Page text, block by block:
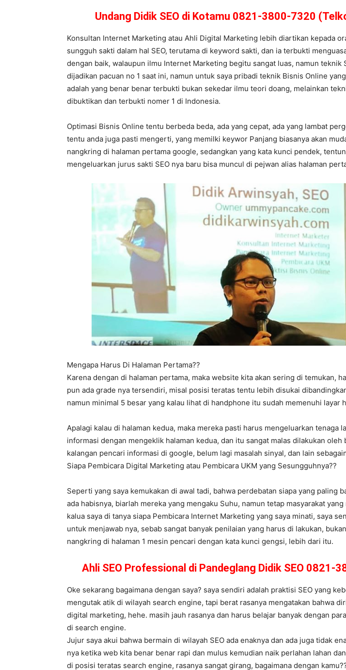
Undang Didik SEO di Kotamu 0821-3800-7320
Konsultan Internet Marketing atau Ahli Digital Marketing lebih diartikan kepada
sungguh sakti dalam hal SEO, terutama di keyword sakti, dan ia terbukti
dengan baik, walaupun ilmu Internet Marketing begitu sangat luas, namun teknik
dijadikan pacuan no 1 saat ini, namun untuk saya pribadi teknik Bisnis Online
adalah yang benar benar terbukti bukan sekedar ilmu teori doang, melainkan
dibuktikan dan terbukti nomer 1 di Indonesia.
Optimasi Bisnis Online tentu berbeda beda, ada yang cepat, ada yang lambat
tentu anda juga pasti mengerti, yang memilki keywor Panjang biasanya akan
nangkring di halaman pertama google, sedangkan yang kata kunci pendek,
mengeluarkan jurus sakti SEO nya baru bisa muncul di pejwan alias halaman
Mengapa Harus Di Halaman Pertama??
Karena dengan di halaman pertama, maka website kita akan sering di temukan,
pun ada grade nya tersendiri, misal posisi teratas tentu lebih disukai
namun minimal 5 besar yang kalau lihat di handphone itu sudah memenuhi layar
Apalagi kalau di halaman kedua, maka mereka pasti harus mengeluarkan tenaga
informasi dengan mengeklik halaman kedua, dan itu sangat malas dilakukan oleh
kalangan pencari informasi di google, belum lagi masalah sinyal, dan lain
Siapa Pembicara Digital Marketing atau Pembicara UKM yang Sesungguhnya??
Seperti yang saya kemukakan di awal tadi, bahwa perdebatan siapa yang paling
ada habisnya, biarlah mereka yang mengaku Suhu, namun tetap masyarakat
kalua saya di tanya siapa Pembicara Internet Marketing yang saya minati, saya
untuk menjawab nya, sebab sangat banyak penilaian yang harus di lakukan,
nangkring di halaman 1 mesin pencari dengan kata kunci gengsi, lebih dari itu.
Ahli SEO Professional di Pandeglang Didik SEO 0821-
Oke sekarang bagaimana dengan saya? saya sendiri adalah praktisi SEO yang
mengutak atik di wilayah search engine, tapi berat rasanya mengatakan bahwa
digital marketing, hehe. masih jauh rasanya dan harus belajar banyak dengan
di search engine.
Jujur saya akui bahwa bermain di wilayah SEO ada enaknya dan ada juga tidak
nya ketika web kita benar benar rapi dan mulus kemudian naik perlahan lahan
di posisi teratas search engine, rasanya sangat girang, bagaimana dengan